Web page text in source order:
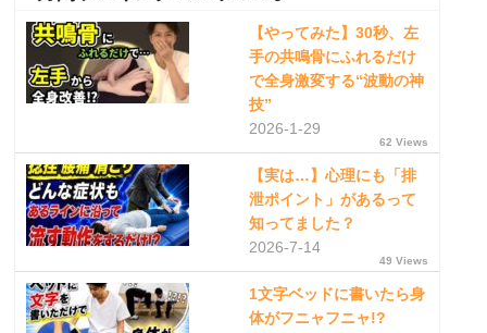
【やってみた】30秒、左
手の共鳴骨にふれるだけ
で全身激変する“波動の神
技”
2026-1-29
62 Views
【実は…】心理にも「排
泄ポイント」があるって
知ってました？
2026-7-14
49 Views
1文字ベッドに書いたら身
体がフニャフニャ!?